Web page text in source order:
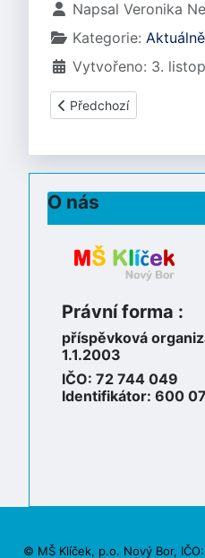
Základní údaje
Napsal Veronika
Kategorie: Aktuálně
Vytvořeno: 3.
Předchozí článek:
Předchozí
O nás
Právní forma :
příspěvková
1.1.2003
IČO: 72 744 049
Identifikátor: 600
© MŠ Klíček, p.o. Nový Bor,